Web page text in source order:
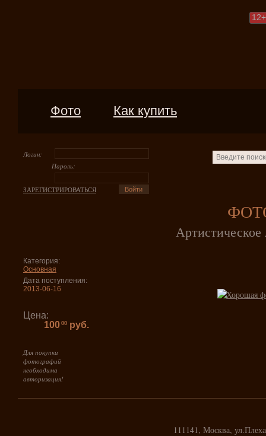
12+
Фото Как купить
Логин:
Пароль:
ЗАРЕГИСТРИРОВАТЬСЯ
Категория:
Основная
Дата поступления:
2013-06-16
Цена:
100 00 руб.
Для покупки
фотографий
необходима
авторизация!
111141, Москва,